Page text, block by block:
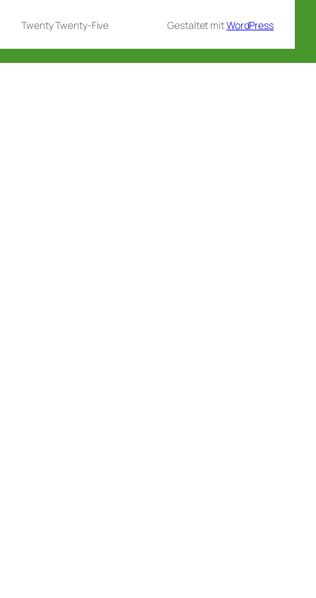
Twenty Twenty-Five Gestaltet mitWordPress